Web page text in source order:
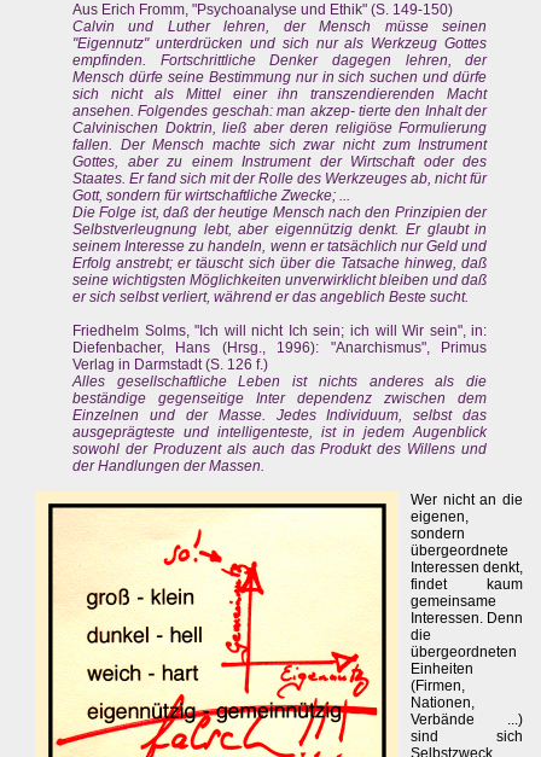
Aus Erich Fromm, "Psychoanalyse und Ethik" (S. 149-150)
Calvin und Luther lehren, der Mensch müsse seinen
"Eigennutz" unterdrücken und sich nur als Werkzeug Gottes
empfinden. Fortschrittliche Denker dagegen lehren, der
Mensch dürfe seine Bestimmung nur in sich suchen und dürfe
sich nicht als Mittel einer ihn transzendierenden Macht
ansehen. Folgendes geschah: man akzep- tierte den Inhalt der
Calvinischen Doktrin, ließ aber deren religiöse Formulierung
fallen. Der Mensch machte sich zwar nicht zum Instrument
Gottes, aber zu einem Instrument der Wirtschaft oder des
Staates. Er fand sich mit der Rolle des Werkzeuges ab, nicht für
Gott, sondern für wirtschaftliche Zwecke; ...
Die Folge ist, daß der heutige Mensch nach den Prinzipien der
Selbstverleugnung lebt, aber eigennützig denkt. Er glaubt in
seinem Interesse zu handeln, wenn er tatsächlich nur Geld und
Erfolg anstrebt; er täuscht sich über die Tatsache hinweg, daß
seine wichtigsten Möglichkeiten unverwirklicht bleiben und daß
er sich selbst verliert, während er das angeblich Beste sucht.
Friedhelm Solms, "Ich will nicht Ich sein; ich will Wir sein", in:
Diefenbacher, Hans (Hrsg., 1996): "Anarchismus", Primus
Verlag in Darmstadt (S. 126 f.)
Alles gesellschaftliche Leben ist nichts anderes als die
beständige gegenseitige Inter dependenz zwischen dem
Einzelnen und der Masse. Jedes Individuum, selbst das
ausgeprägteste und intelligenteste, ist in jedem Augenblick
sowohl der Produzent als auch das Produkt des Willens und
der Handlungen der Massen.
Wer nicht an die
eigenen,
sondern
übergeordnete
Interessen denkt,
findet kaum
gemeinsame
Interessen. Denn
die
übergeordneten
Einheiten
(Firmen,
Nationen,
Verbände ...)
sind sich